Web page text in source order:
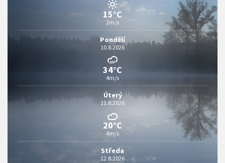
15°C
2m/s
Pondělí
10.8.2026
34°C
4m/s
Úterý
11.8.2026
20°C
4m/s
Středa
12.8.2026